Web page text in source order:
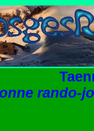
rando-